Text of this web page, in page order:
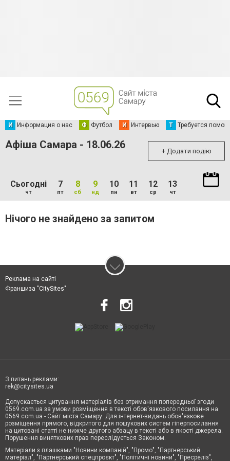
И Информация о нас Ф Футбол И Интервью Т Требуется
Афіша Самара - 18.06.26 + Додати подію
Сьогодні
чт
7
пт
8
сб
9
нд
10
пн
11
вт
12
ср
13
чт
Нічого не знайдено за запитом
Реклама на сайті
Франшиза "CitySites"
З питань реклами:
rek@citysites.ua
Допускається цитування матеріалів без отримання попередньої згоди
0569.com.ua за умови розміщення в тексті обов'язкового посилання на
0569.com.ua - Сайт міста Самару. Для інтернет-видань обов'язкове
розміщення прямого, відкритого для пошукових систем гіперпосилання
на цитовані статті не нижче другого абзацу в тексті або в якості джерела.
Порушення виняткових прав переслідується Законом.
Матеріали з плашками "Новини компаній", "Промо", "Партнерський
матеріал", "Партнерський спецпроєкт", "Політичні новини", "Пресреліз",